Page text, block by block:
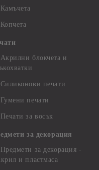
Камъчета
Копчета
Акрилни блокчета и
Силиконови печати
Гумени печати
Печати за восък
за декорация
Предмети за декорация -
и пластмаса